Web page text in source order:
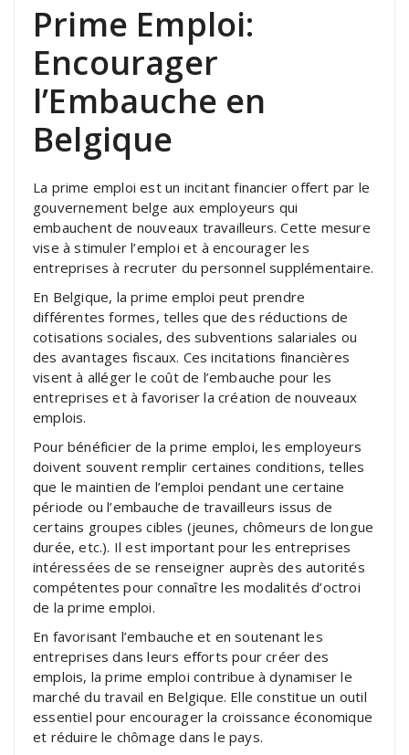
Prime Emploi:
Encourager
l’Embauche en
Belgique
La prime emploi est un incitant financier offert par le
gouvernement belge aux employeurs qui
embauchent de nouveaux travailleurs. Cette mesure
vise à stimuler l’emploi et à encourager les
entreprises à recruter du personnel supplémentaire.
En Belgique, la prime emploi peut prendre
différentes formes, telles que des réductions de
cotisations sociales, des subventions salariales ou
des avantages fiscaux. Ces incitations financières
visent à alléger le coût de l’embauche pour les
entreprises et à favoriser la création de nouveaux
emplois.
Pour bénéficier de la prime emploi, les employeurs
doivent souvent remplir certaines conditions, telles
que le maintien de l’emploi pendant une certaine
période ou l’embauche de travailleurs issus de
certains groupes cibles (jeunes, chômeurs de longue
durée, etc.). Il est important pour les entreprises
intéressées de se renseigner auprès des autorités
compétentes pour connaître les modalités d’octroi
de la prime emploi.
En favorisant l’embauche et en soutenant les
entreprises dans leurs efforts pour créer des
emplois, la prime emploi contribue à dynamiser le
marché du travail en Belgique. Elle constitue un outil
essentiel pour encourager la croissance économique
et réduire le chômage dans le pays.